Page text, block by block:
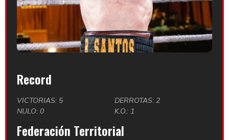
Record
VICTORIAS: 5
DERROTAS: 2
NULO: 0
K.O.: 1
Federación Territorial